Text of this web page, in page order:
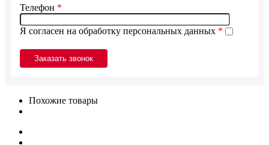
Я согласен на обработку персональных данных *
Телефон *
Похожие товары